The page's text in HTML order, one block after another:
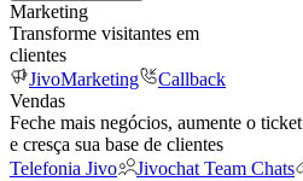
Marketing
Transforme visitantes em
clientes
JivoMarketing
Callback
Vendas
Feche mais negócios, aumente o ticket
e cresça sua base de clientes
Telefonia Jivo
Jivochat Team Chats